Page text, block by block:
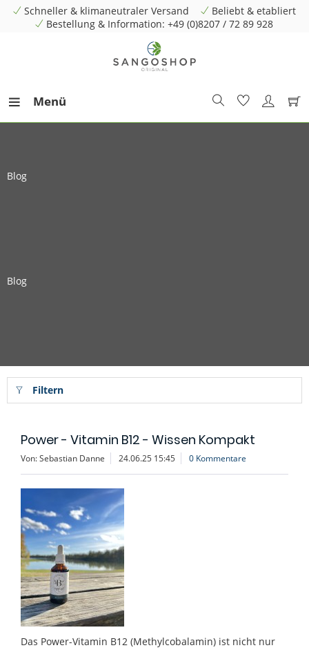
Schneller & klimaneutraler Versand
Beliebt & etabliert
Bestellung & Information: +49 (0)8207 / 72 89 928
Menü
Blog
Blog
Filtern
Power - Vitamin B12 - Wissen Kompakt
Von: Sebastian Danne 24.06.25 15:45 0 Kommentare
Das Power-Vitamin B12 (Methylcobalamin) ist nicht nur